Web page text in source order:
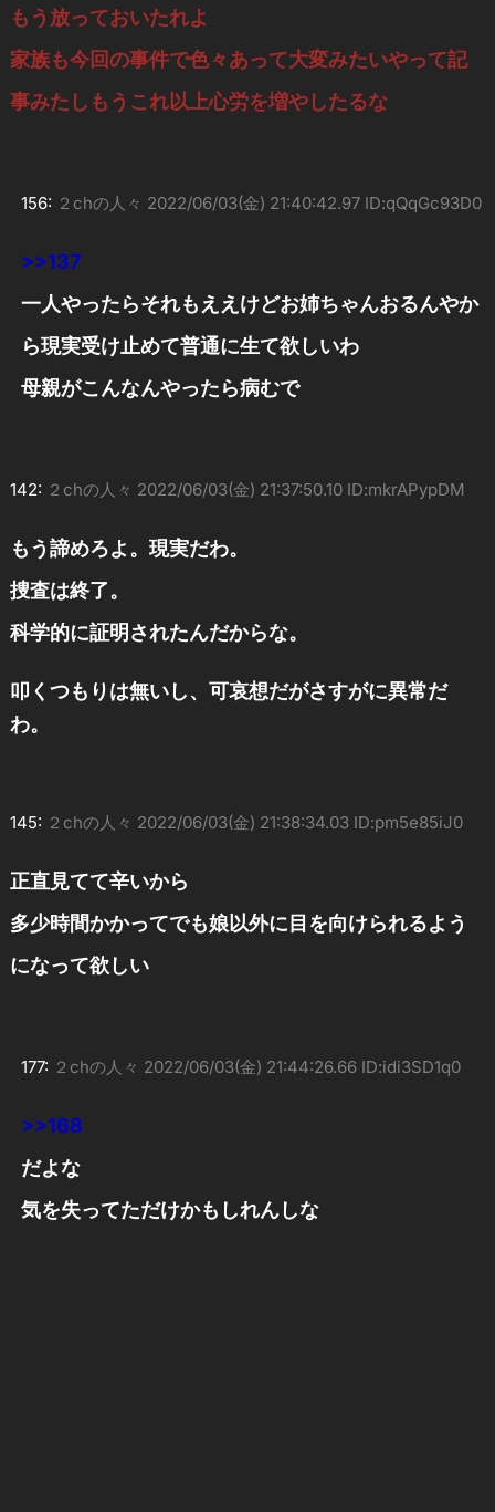
もう放っておいたれよ
家族も今回の事件で色々あって大変みたいやって記
事みたしもうこれ以上心労を増やしたるな
156: ２chの人々 2022/06/03(金) 21:40:42.97 ID:qQqGc93D0
>>137
一人やったらそれもええけどお姉ちゃんおるんやか
ら現実受け止めて普通に生て欲しいわ
母親がこんなんやったら病むで
142: ２chの人々 2022/06/03(金) 21:37:50.10 ID:mkrAPypDM
もう諦めろよ。現実だわ。
捜査は終了。
科学的に証明されたんだからな。
叩くつもりは無いし、可哀想だがさすがに異常だ
わ。
145: ２chの人々 2022/06/03(金) 21:38:34.03 ID:pm5e85iJ0
正直見てて辛いから
多少時間かかってでも娘以外に目を向けられるよう
になって欲しい
177: ２chの人々 2022/06/03(金) 21:44:26.66 ID:idi3SD1q0
>>168
だよな
気を失ってただけかもしれんしな